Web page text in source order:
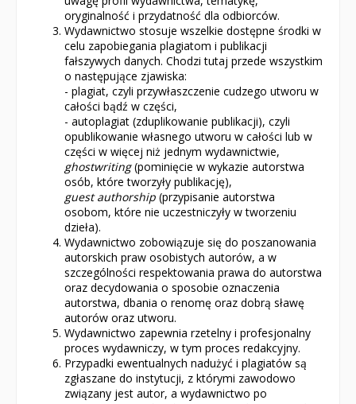
PORADNIKI
DLA DZIECI
oryginalność i przydatność dla odbiorców.
Wydawnictwo stosuje wszelkie dostępne środki w
celu zapobiegania plagiatom i publikacji
fałszywych danych. Chodzi tutaj przede wszystkim
o następujące zjawiska:
- plagiat, czyli przywłaszczenie cudzego utworu w
całości bądź w części,
- autoplagiat (zduplikowanie publikacji), czyli
opublikowanie własnego utworu w całości lub w
części w więcej niż jednym wydawnictwie,
ghostwriting(pominięcie w wykazie autorstwa
osób, które tworzyły publikację),
guest authorship (przypisanie autorstwa
osobom, które nie uczestniczyły w tworzeniu
dzieła).
Wydawnictwo zobowiązuje się do poszanowania
autorskich praw osobistych autorów, a w
szczególności respektowania prawa do autorstwa
oraz decydowania o sposobie oznaczenia
autorstwa, dbania o renomę oraz dobrą sławę
autorów oraz utworu.
Wydawnictwo zapewnia rzetelny i profesjonalny
proces wydawniczy, w tym proces redakcyjny.
Przypadki ewentualnych nadużyć i plagiatów są
zgłaszane do instytucji, z którymi zawodowo
związany jest autor, a wydawnictwo po